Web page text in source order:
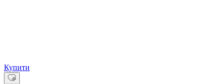
Купити